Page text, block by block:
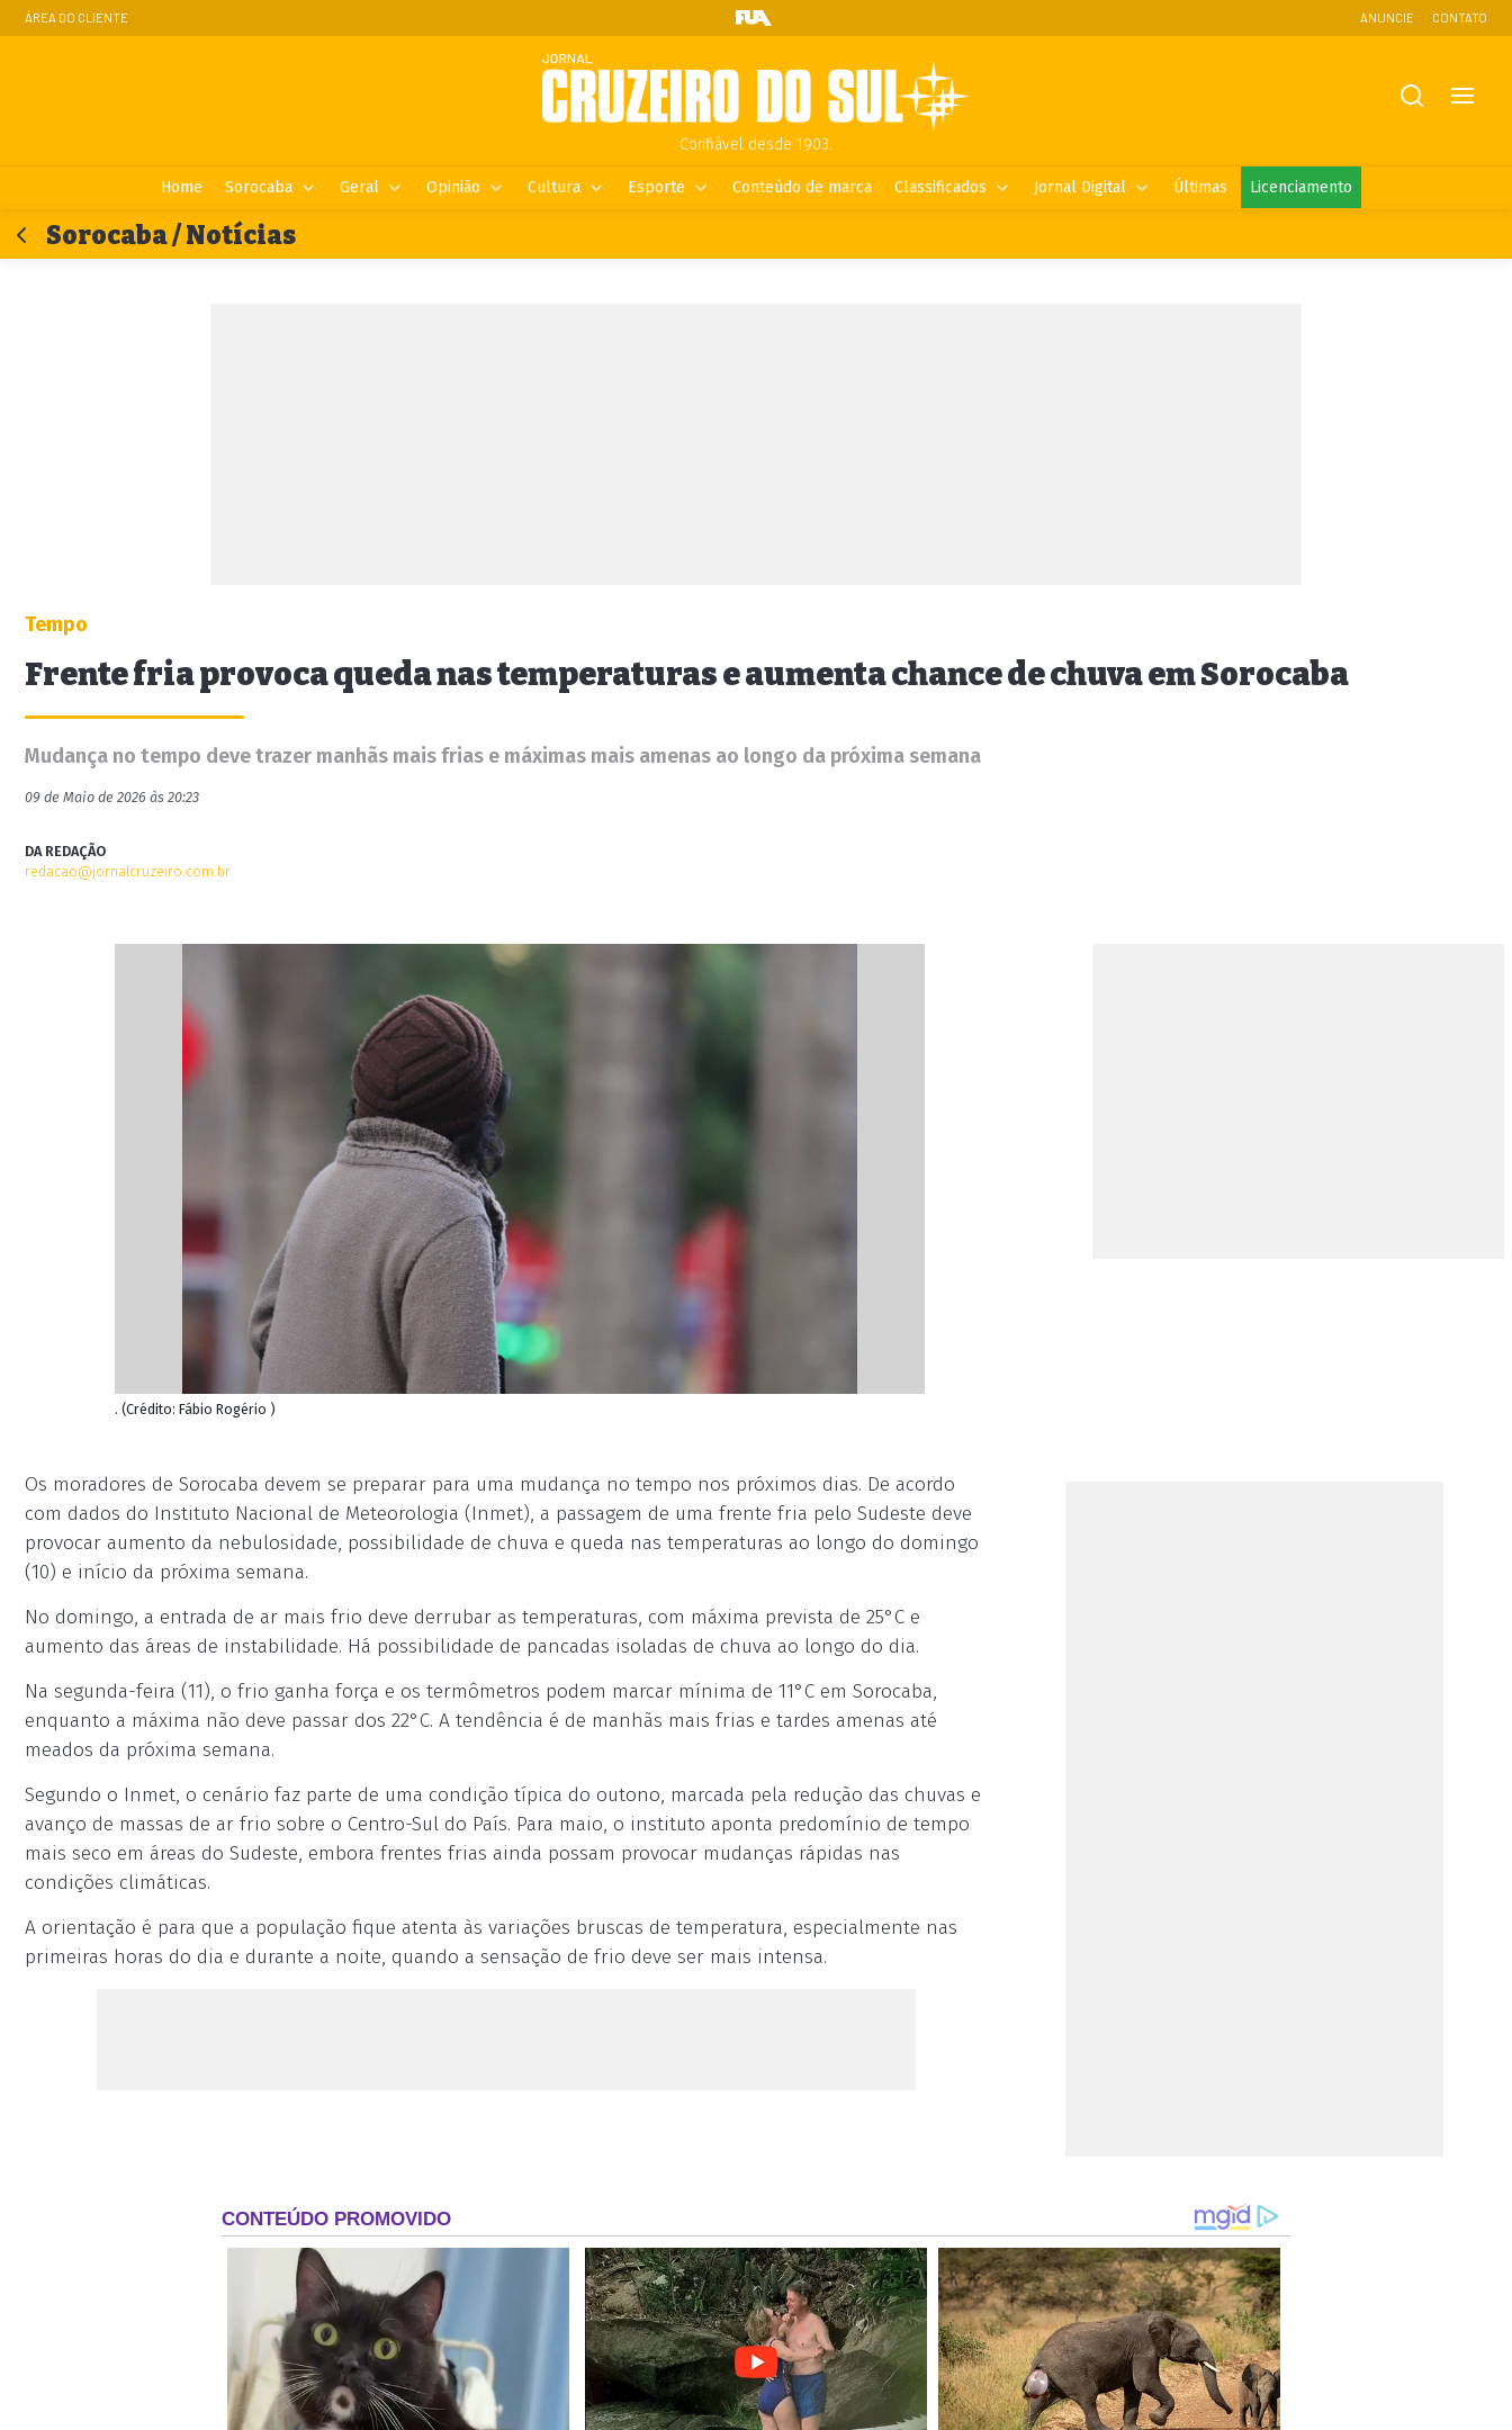
ÁREA DO CLIENTE ANUNCIE CONTATO
Confiável desde 1903.
Home Sorocaba Geral Opinião Cultura Esporte Conteúdo de marca Classificados Jornal Digital Últimas Licenciamento
Sorocaba / Notícias
Tempo
Frente fria provoca queda nas temperaturas e aumenta chance de chuva em Sorocaba
Mudança no tempo deve trazer manhãs mais frias e máximas mais amenas ao longo da próxima semana
09 de Maio de 2026 às 20:23
DA REDAÇÃO
redacao@jornalcruzeiro.com.br
. (Crédito: Fábio Rogério )
Os moradores de Sorocaba devem se preparar para uma mudança no tempo nos próximos dias. De acordo
com dados do Instituto Nacional de Meteorologia (Inmet), a passagem de uma frente fria pelo Sudeste deve
provocar aumento da nebulosidade, possibilidade de chuva e queda nas temperaturas ao longo do domingo
(10) e início da próxima semana.
No domingo, a entrada de ar mais frio deve derrubar as temperaturas, com máxima prevista de 25°C e
aumento das áreas de instabilidade. Há possibilidade de pancadas isoladas de chuva ao longo do dia.
Na segunda-feira (11), o frio ganha força e os termômetros podem marcar mínima de 11°C em Sorocaba,
enquanto a máxima não deve passar dos 22°C. A tendência é de manhãs mais frias e tardes amenas até
meados da próxima semana.
Segundo o Inmet, o cenário faz parte de uma condição típica do outono, marcada pela redução das chuvas e
avanço de massas de ar frio sobre o Centro-Sul do País. Para maio, o instituto aponta predomínio de tempo
mais seco em áreas do Sudeste, embora frentes frias ainda possam provocar mudanças rápidas nas
condições climáticas.
A orientação é para que a população fique atenta às variações bruscas de temperatura, especialmente nas
primeiras horas do dia e durante a noite, quando a sensação de frio deve ser mais intensa.